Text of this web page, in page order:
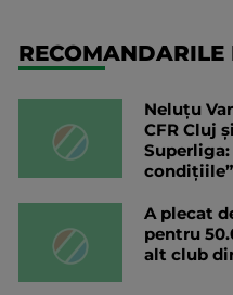
RECOMANDARILE
Neluțu
CFR Cluj
condițiile”
A plecat
pentru
alt club